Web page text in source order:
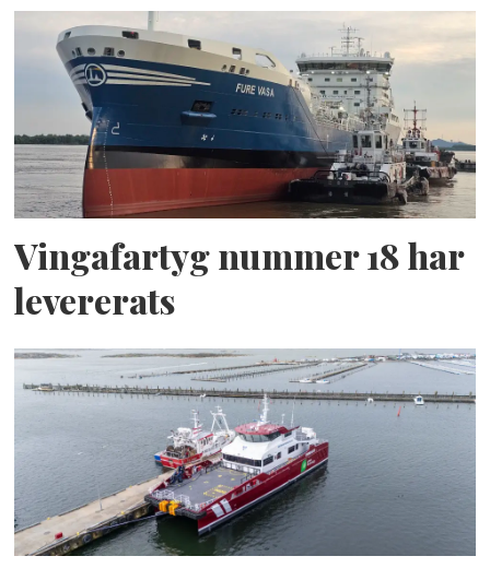
Vingafartyg nummer 18 har
levererats